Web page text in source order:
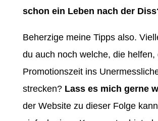
schon ein Leben nach der
Beherzige meine Tipps also.
du auch noch welche, die helfen,
Promotionszeit ins
strecken? Lass es mich gerne
der Website zu dieser Folge